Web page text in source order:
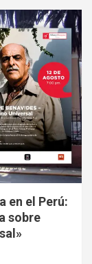
en el Perú:
sobre